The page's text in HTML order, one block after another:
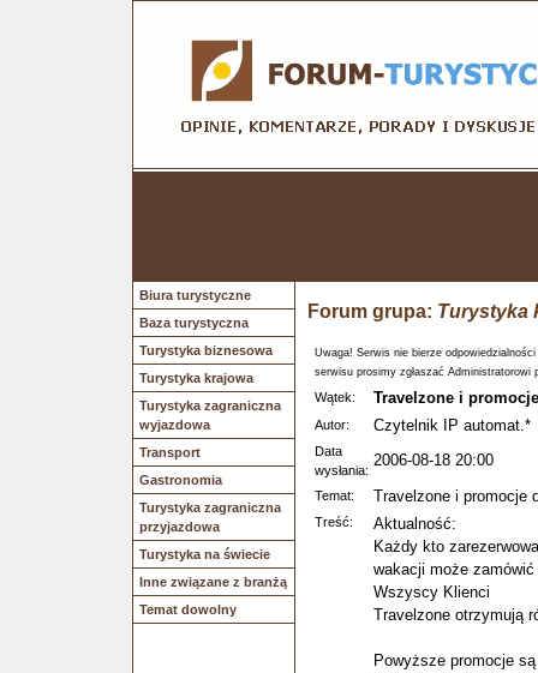
Biura turystyczne
Baza turystyczna
Turystyka biznesowa
Turystyka krajowa
Turystyka zagraniczna
wyjazdowa
Transport
Gastronomia
Turystyka zagraniczna
przyjazdowa
Turystyka na świecie
Inne związane z branżą
Temat dowolny
Forum grupa: Turystyka
Uwaga! Serwis nie bierze
serwisu prosimy zgłaszać Administratorowi
Wątek: Travelzone i
Autor: Czytelnik IP automat.*
Data
wysłania:
2006-08-18 20:00
Temat: Travelzone i promocje
Treść:
Aktualność:
Każdy kto
wakacji może
Wszyscy Klienci
Travelzone otrzymują
Powyższe promocje